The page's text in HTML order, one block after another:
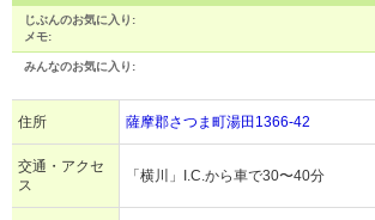
じぶんのお気に入り:
メモ:
みんなのお気に入り:
住所 薩摩郡さつま町湯田1366-42
交通・アクセ
ス
「横川」I.C.から車で30〜40分